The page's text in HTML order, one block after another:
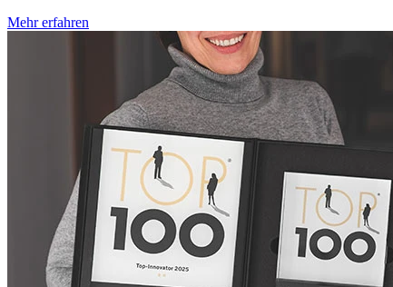
Mehr erfahren